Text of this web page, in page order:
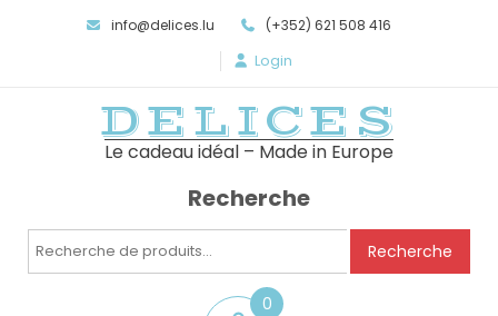
info@delices.lu (+352) 621 508 416
Login
DELICES
Le cadeau idéal – Made in Europe
Recherche
Recherche
Recherche
0